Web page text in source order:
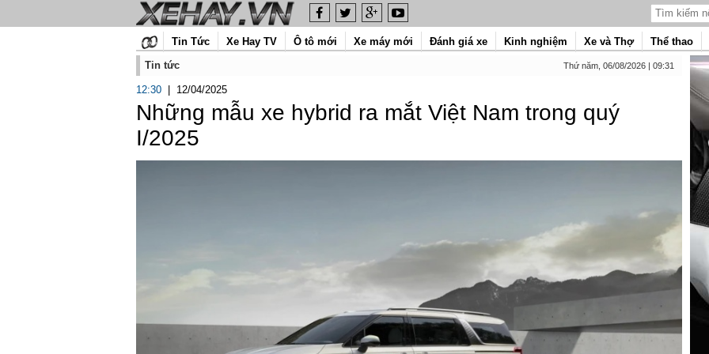
Tin Tức Xe Hay TV Ô tô mới Xe máy mới Đánh giá xe Kinh nghiệm Xe và Thợ Thể thao
Tin tức
Thứ năm, 06/08/2026 | 09:31
12:30 12/04/2025
Những mẫu xe hybrid ra mắt Việt Nam trong quý
I/2025